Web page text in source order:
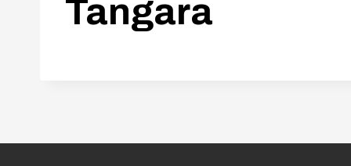
Tangara